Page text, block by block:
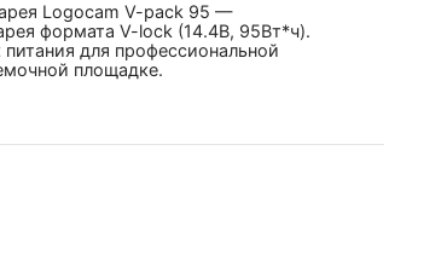
Logocam V-pack 95 —
формата V-lock (14.4В, 95Вт*ч).
для профессиональной
площадке.